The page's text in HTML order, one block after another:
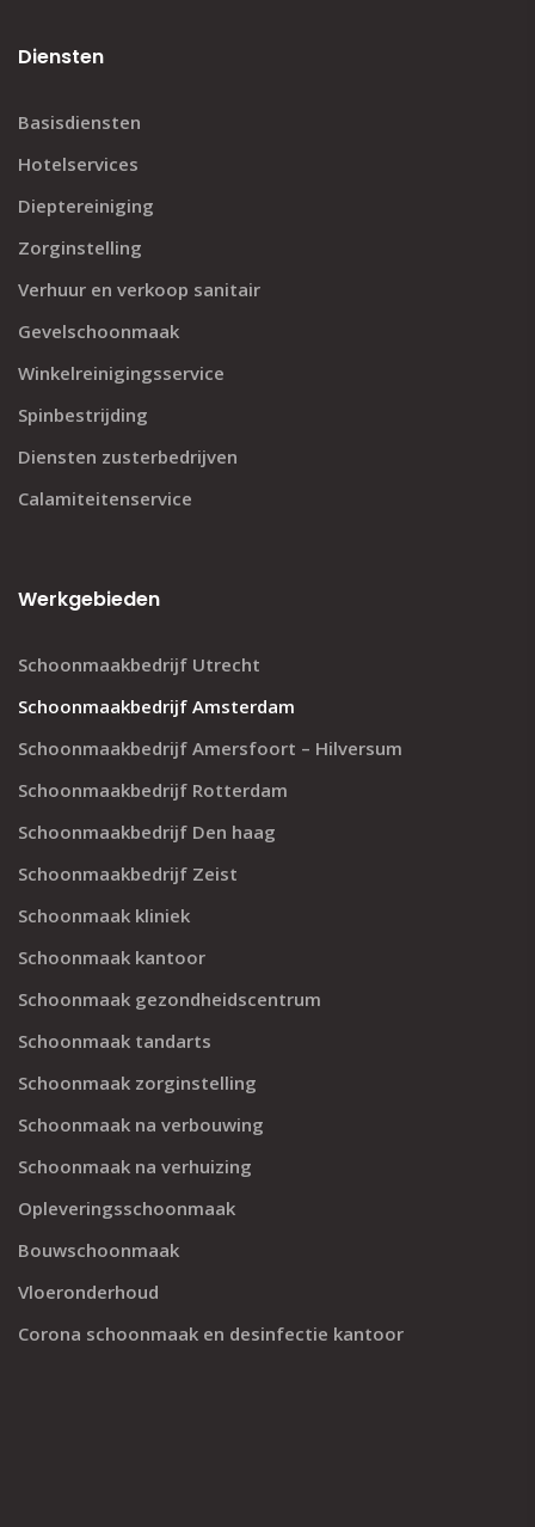
Diensten
Basisdiensten
Hotelservices
Dieptereiniging
Zorginstelling
Verhuur en verkoop sanitair
Gevelschoonmaak
Winkelreinigingsservice
Spinbestrijding
Diensten zusterbedrijven
Calamiteitenservice
Werkgebieden
Schoonmaakbedrijf Utrecht
Schoonmaakbedrijf Amsterdam
Schoonmaakbedrijf Amersfoort – Hilversum
Schoonmaakbedrijf Rotterdam
Schoonmaakbedrijf Den haag
Schoonmaakbedrijf Zeist
Schoonmaak kliniek
Schoonmaak kantoor
Schoonmaak gezondheidscentrum
Schoonmaak tandarts
Schoonmaak zorginstelling
Schoonmaak na verbouwing
Schoonmaak na verhuizing
Opleveringsschoonmaak
Bouwschoonmaak
Vloeronderhoud
Corona schoonmaak en desinfectie kantoor